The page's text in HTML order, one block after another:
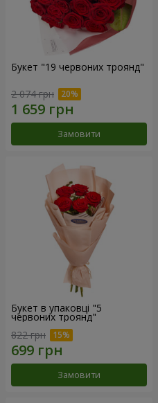
Букет "19 червоних троянд"
2 074 грн
Замовити
Букет в упаковці "5
червоних троянд"
822 грн
Замовити